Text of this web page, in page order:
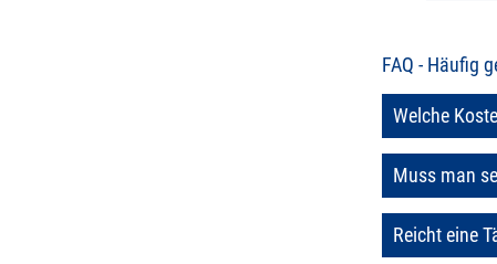
FAQ - Häufig
Welche
Muss man
Reicht eine